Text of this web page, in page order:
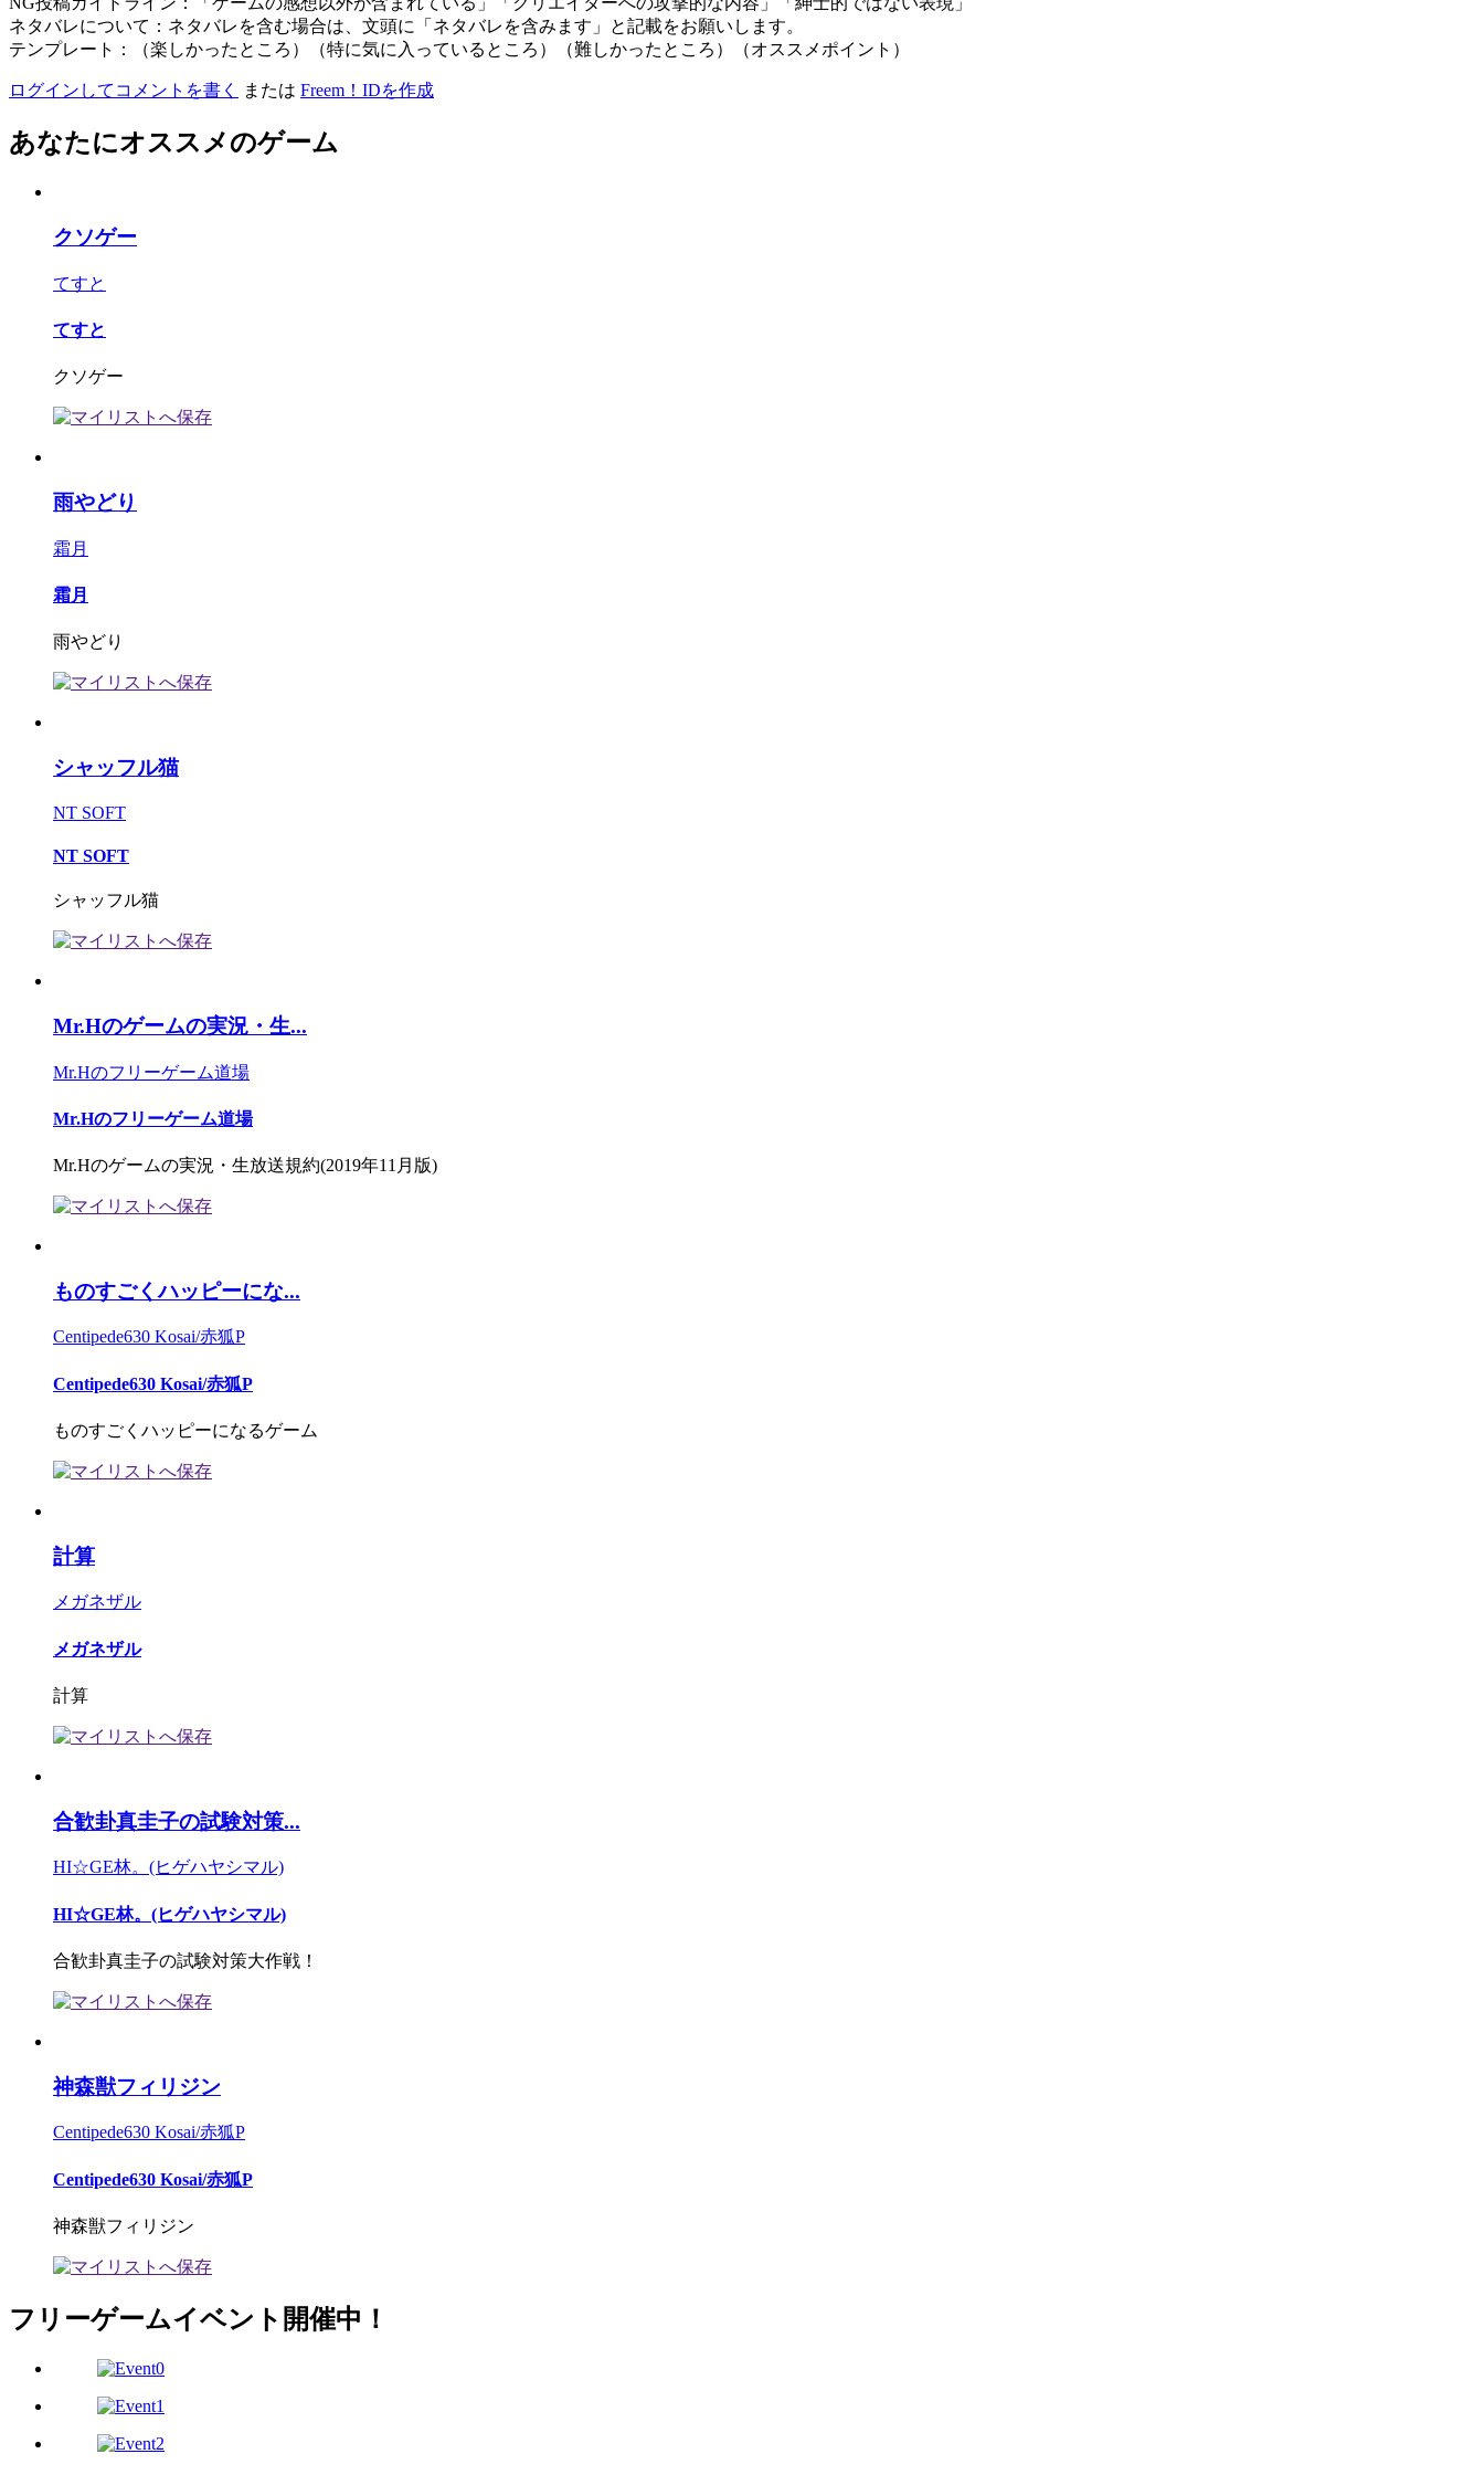
ネタバレについて：ネタバレを含む場合は、文頭に「ネタバレを含みます」と記載をお願いします。
テンプレート：（楽しかったところ）（特に気に入っているところ）（難しかったところ）（オススメポイント）
ログインしてコメントを書く または Freem！IDを作成
あなたにオススメのゲーム
クソゲー
てすと
てすと
クソゲー
雨やどり
霜月
霜月
雨やどり
シャッフル猫
NT SOFT
NT SOFT
シャッフル猫
Mr.Hのゲームの実況・生...
Mr.Hのフリーゲーム道場
Mr.Hのフリーゲーム道場
Mr.Hのゲームの実況・生放送規約(2019年11月版)
ものすごくハッピーにな...
Centipede630 Kosai/赤狐P
Centipede630 Kosai/赤狐P
ものすごくハッピーになるゲーム
計算
メガネザル
メガネザル
計算
合歓卦真圭子の試験対策...
HI☆GE林。(ヒゲハヤシマル)
HI☆GE林。(ヒゲハヤシマル)
合歓卦真圭子の試験対策大作戦！
神森獣フィリジン
Centipede630 Kosai/赤狐P
Centipede630 Kosai/赤狐P
神森獣フィリジン
フリーゲームイベント開催中！